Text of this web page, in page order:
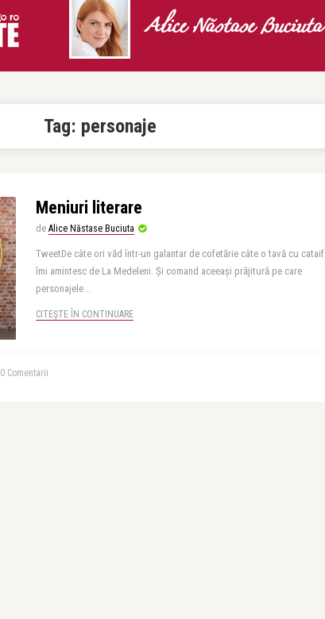
Alice Năstase Buciuta
Tag: personaje
Meniuri literare
de Alice Năstase Buciuta
TweetDe câte ori văd într-un galantar de cofetărie câte o tavă cu cataif
îmi amintesc de La Medeleni. Şi comand aceeaşi prăjitură pe care
personajele ..
CITEȘTE ÎN CONTINUARE
0 Comentarii